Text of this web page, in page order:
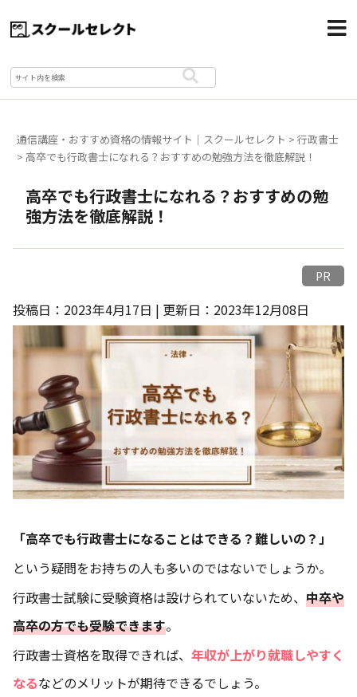
通信講座・おすすめ資格の情報サイト｜スクールセレクト >行政書士
> 高卒でも行政書士になれる？おすすめの勉強方法を徹底解説！
高卒でも行政書士になれる？おすすめの勉
強方法を徹底解説！
PR
投稿日：2023年4月17日 | 更新日：2023年12月08日
「高卒でも行政書士になることはできる？難しいの？」
という疑問をお持ちの人も多いのではないでしょうか。
行政書士試験に受験資格は設けられていないため、 中卒や
高卒の方でも受験できます。
行政書士資格を取得できれば、 年収が上がり就職しやすく
なるなどのメリットが期待できるでしょう。